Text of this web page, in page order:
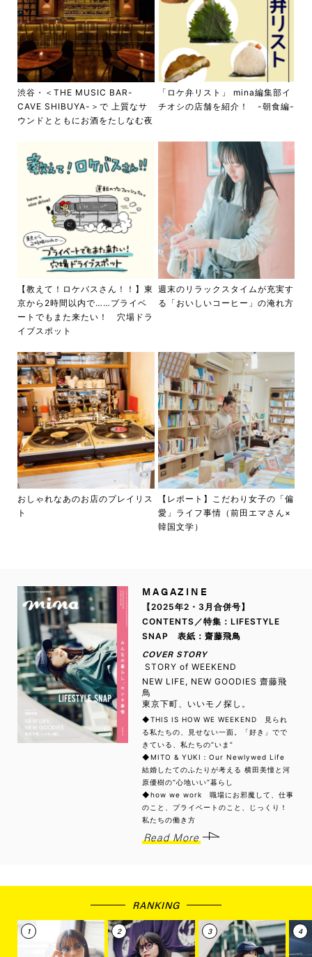
渋谷・＜THE MUSIC BAR-
CAVE SHIBUYA-＞で 上質なサ
ウンドとともにお酒をたしなむ夜
「ロケ弁リスト」 mina編集部イ
チオシの店舗を紹介！ -朝食編-
【教えて！ロケバスさん！！】東
京から2時間以内で……プライベ
ートでもまた来たい！ 穴場ドラ
イブスポット
週末のリラックスタイムが充実す
る「おいしいコーヒー」の淹れ方
おしゃれなあのお店のプレイリス
ト
【レポート】こだわり女子の「偏
愛」ライフ事情（前田エマさん×
韓国文学）
MAGAZINE
【2025年2・3月合併号】
CONTENTS／特集：LIFESTYLE
SNAP 表紙：齋藤飛鳥
COVER STORY
STORY of WEEKEND
NEW LIFE, NEW GOODIES 齋藤飛
鳥
東京下町、いいモノ探し。
◆THIS IS HOW WE WEEKEND 見られ
る私たちの、見せない一面。「好き」でで
きている、私たちの“いま”
◆MITO & YUKI：Our Newlywed Life
結婚したてのふたりが考える 横田美憧と河
原優樹の“心地いい”暮らし
◆how we work 職場にお邪魔して、仕事
のこと、プライベートのこと、じっくり！
私たちの働き方
Read More
RANKING